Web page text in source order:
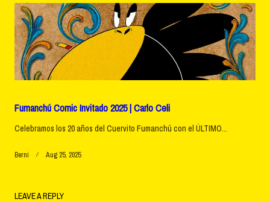
Fumanchú Comic Invitado 2025 | Carlo Celi
Celebramos los 20 años del Cuervito Fumanchú con el ÚLTIMO...
Berni Aug 25, 2025
LEAVE A REPLY